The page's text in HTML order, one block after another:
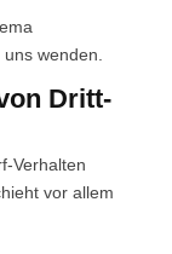
wenden.
Dritt­
Verhalten
vor allem